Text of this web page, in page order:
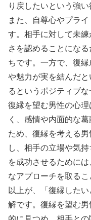
り戻したいという強
また、自尊心やプラ
す。相手に対して未
さを認めることにな
ちです。一方で、復
や魅力が実を結んだ
るというポジティブな
復縁を望む男性の心
く、感情や内面的な
ため、復縁を考える
し、相手の立場や気
を成功させるために
なアプローチを取るこ
以上が、「復縁した
解です。復縁を望む